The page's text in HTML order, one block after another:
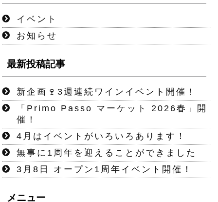
イベント
お知らせ
最新投稿記事
新企画🍷3週連続ワインイベント開催！
「Primo Passo マーケット 2026春」開
催！
4月はイベントがいろいろあります！
無事に1周年を迎えることができました
3月8日 オープン1周年イベント開催！
メニュー